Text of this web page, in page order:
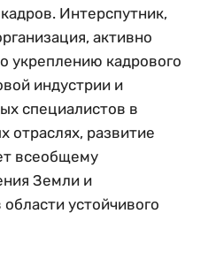
Интерспутник,
активно
укреплению кадрового
индустрии и
специалистов в
отраслях, развитие
всеобщему
Земли и
устойчивого